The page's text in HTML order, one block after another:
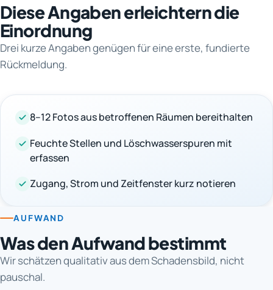
Diese Angaben erleichtern die
Einordnung
Drei kurze Angaben genügen für eine erste, fundierte
Rückmeldung.
8–12 Fotos aus betroffenen Räumen bereithalten
Feuchte Stellen und Löschwasserspuren mit
erfassen
Zugang, Strom und Zeitfenster kurz notieren
AUFWAND
Was den Aufwand bestimmt
Wir schätzen qualitativ aus dem Schadensbild, nicht
pauschal.